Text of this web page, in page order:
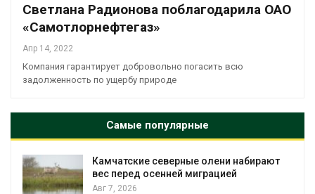
Светлана Радионова поблагодарила ОАО
«Самотлорнефтегаз»
Апр 14, 2022
Компания гарантирует добровольно погасить всю
задолженность по ущербу природе
Самые популярные
Камчатские северные олени набирают
вес перед осенней миграцией
Авг 7, 2026